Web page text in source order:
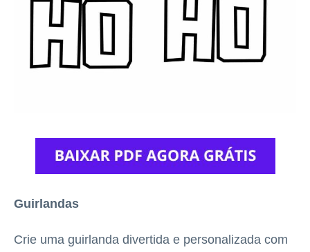
Guirlandas
Crie uma guirlanda divertida e personalizada com